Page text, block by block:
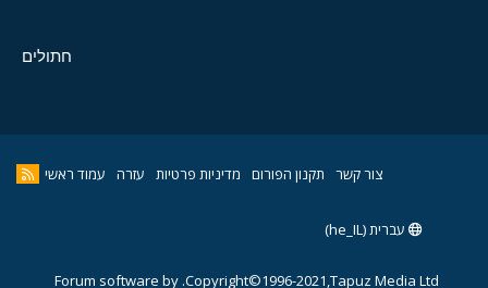
חתולים
צור קשר תקנון הפורום מדיניות פרטיות עזרה עמוד ראשי
עברית (he_IL)
Copyright©1996-2021,Tapuz Media Ltd.
Forum software by